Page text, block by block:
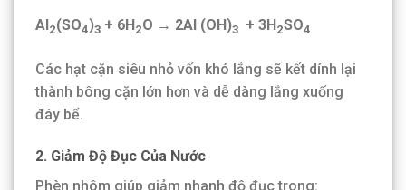
Al2(SO4)3 + 6H2O → 2Al (OH)3 + 3H2SO4
Các hạt cặn siêu nhỏ vốn khó lắng sẽ kết dính lại
thành bông cặn lớn hơn và dễ dàng lắng xuống
đáy bể.
2. Giảm Độ Đục Của Nước
Phèn nhôm giúp giảm nhanh độ đục trong: